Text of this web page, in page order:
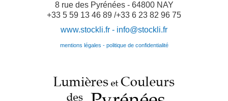
8 rue des Pyrénées - 64800 NAY
+33 5 59 13 46 89 /+33 6 23 82 96 75
www.stockli.fr - info@stockli.fr
mentions légales - politique de confidentialité